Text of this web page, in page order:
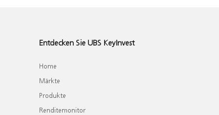
Entdecken Sie UBS KeyInvest
Home
Märkte
Produkte
Renditemonitor